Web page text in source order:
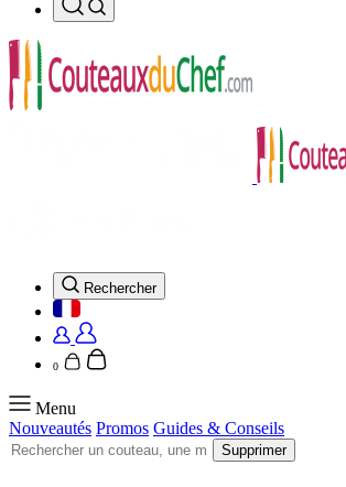
Rechercher
0
Menu
Nouveautés Promos Guides & Conseils
Supprimer